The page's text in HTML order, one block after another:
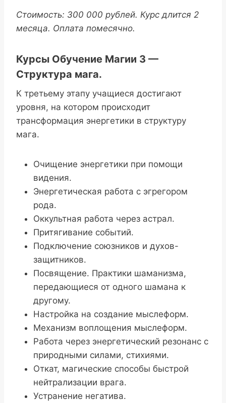
Стоимость: 300 000 рублей. Курс длится 2
месяца. Оплата помесячно.
Курсы Обучение Магии 3 —
Структура мага.
К третьему этапу учащиеся достигают
уровня, на котором происходит
трансформация энергетики в структуру
мага.
Очищение энергетики при помощи
видения.
Энергетическая работа с эгрегором
рода.
Оккультная работа через астрал.
Притягивание событий.
Подключение союзников и духов-
защитников.
Посвящение. Практики шаманизма,
передающиеся от одного шамана к
другому.
Настройка на создание мыслеформ.
Механизм воплощения мыслеформ.
Работа через энергетический резонанс с
природными силами, стихиями.
Откат, магические способы быстрой
нейтрализации врага.
Устранение негатива.